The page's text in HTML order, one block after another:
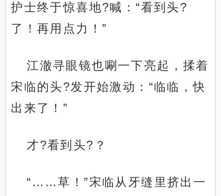
护士终于惊喜地?喊：“看到头?
了！再用点力！”
江澈寻眼镜也唰一下亮起，揉着
宋临的头?发开始激动：“临临，快
出来了！”
才?看到头?？
“……草！”宋临从牙缝里挤出一